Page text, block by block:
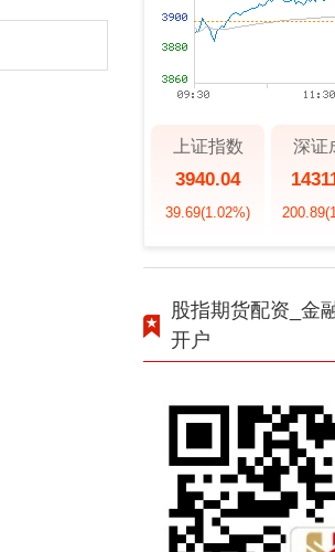
上证指数
3940.04
39.69(1.02%)
深证
200.89
股指期货配资_金
开户